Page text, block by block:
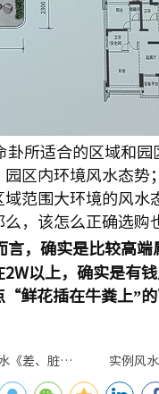
所适合的区域和
区内环境风水态
域范围大环境的风水
，该怎么正确选购
，确实是比较高
以上，确实是有
鲜花插在牛粪上”
《差、脏、
实例风